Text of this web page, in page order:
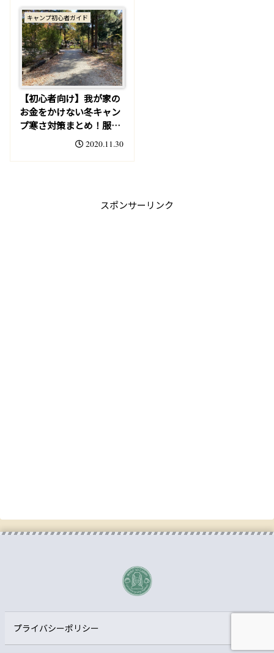
キャンプ初心者ガイド
【初心者向け】我が家の
お金をかけない冬キャン
プ寒さ対策まとめ！服
装・底冷え・キャンプ飯
2020.11.30
スポンサーリンク
プライバシーポリシー